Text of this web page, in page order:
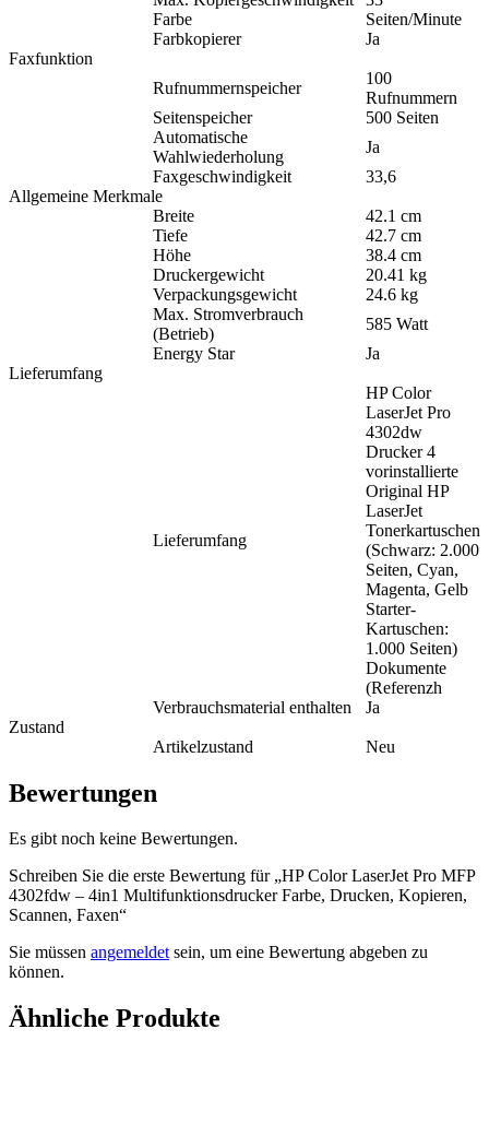
Farbe
Seiten/Minute
Farbkopierer
Ja
Faxfunktion
Rufnummernspeicher
100
Rufnummern
Seitenspeicher
500 Seiten
Automatische
Wahlwiederholung
Ja
Faxgeschwindigkeit
33,6
Allgemeine Merkmale
Breite
42.1 cm
Tiefe
42.7 cm
Höhe
38.4 cm
Druckergewicht
20.41 kg
Verpackungsgewicht
24.6 kg
Max. Stromverbrauch
(Betrieb)
585 Watt
Energy Star
Ja
Lieferumfang
Lieferumfang
HP Color
LaserJet Pro
4302dw
Drucker 4
vorinstallierte
Original HP
LaserJet
Tonerkartuschen
(Schwarz: 2.000
Seiten, Cyan,
Magenta, Gelb
Starter-
Kartuschen:
1.000 Seiten)
Dokumente
(Referenzh
Verbrauchsmaterial enthalten
Ja
Zustand
Artikelzustand
Neu
Bewertungen
Es gibt noch keine Bewertungen.
Schreiben Sie die erste Bewertung für „HP Color LaserJet Pro MFP
4302fdw – 4in1 Multifunktionsdrucker Farbe, Drucken, Kopieren,
Scannen, Faxen“
Sie müssen angemeldetsein, um eine Bewertung abgeben zu
können.
Ähnliche Produkte